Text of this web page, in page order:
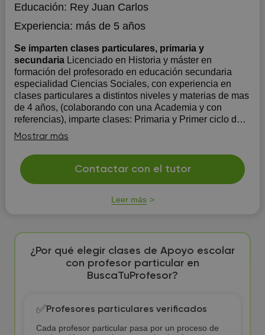
Educación: Rey Juan Carlos
Experiencia: más de 5 años
Se imparten clases particulares, primaria y
secundaria Licenciado en Historia y máster en
formación del profesorado en educación secundaria
especialidad Ciencias Sociales, con experiencia en
clases particulares a distintos niveles y materias de mas
de 4 años, (colaborando con una Academia y con
referencias), imparte clases: Primaria y Primer ciclo de
E...
Mostrar más
Contactar con el tutor
Leer más
¿Por qué elegir clases de Apoyo escolar
con profesor particular en
BuscaTuProfesor?
✅Profesores particulares verificados
Cada profesor particular pasa por un proceso de